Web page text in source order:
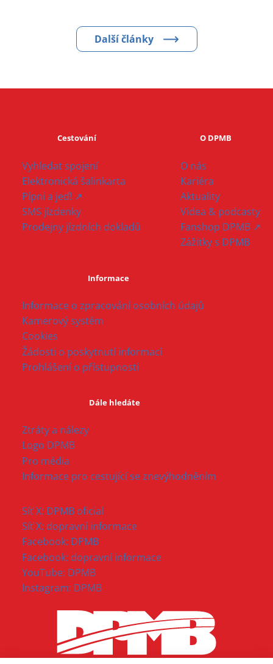
Další články
Cestování
Vyhledat spojení
Elektronická šalinkarta
Pípni a jeď! ↗
SMS jízdenky
Prodejny jízdních dokladů
O DPMB
O nás
Kariéra
Aktuality
Videa & podcasty
Fanshop DPMB ↗
Zážitky s DPMB
Informace
Informace o zpracování osobních údajů
Kamerový systém
Cookies
Žádosti o poskytnutí informací
Prohlášení o přístupnosti
Dále hledáte
Ztráty a nálezy
Logo DPMB
Pro média
Informace pro cestující se znevýhodněním
Síť X: DPMB oficial
Síť X: dopravní informace
Facebook: DPMB
Facebook: dopravní informace
YouTube: DPMB
Instagram: DPMB